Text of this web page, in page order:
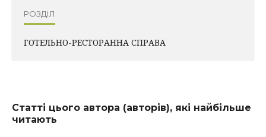
РОЗДІЛ
ГОТЕЛЬНО-РЕСТОРАННА СПРАВА
Статті цього автора (авторів), які найбільше
читають